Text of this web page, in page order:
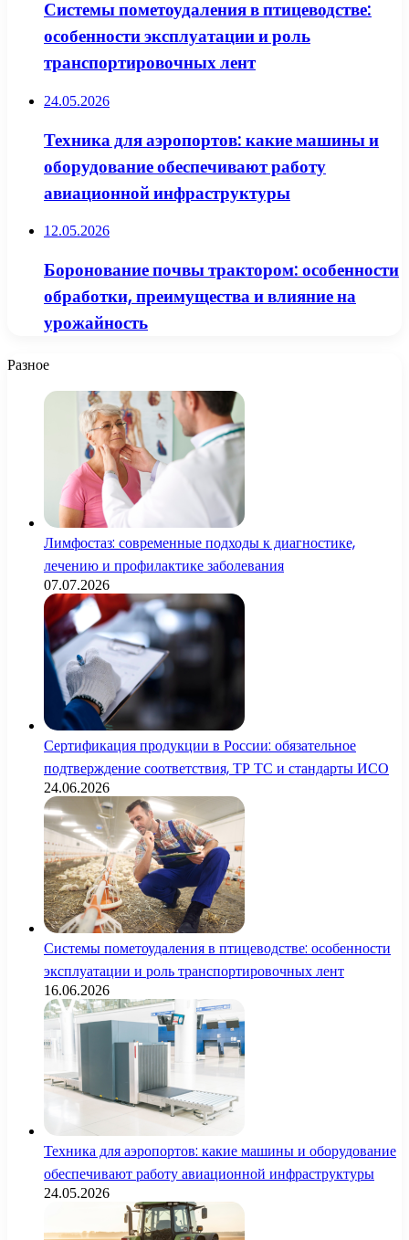
Системы пометоудаления в птицеводстве:
особенности эксплуатации и роль
транспортировочных лент
24.05.2026
Техника для аэропортов: какие машины и
оборудование обеспечивают работу
авиационной инфраструктуры
12.05.2026
Боронование почвы трактором: особенности
обработки, преимущества и влияние на
урожайность
Разное
Лимфостаз: современные подходы к диагностике,
лечению и профилактике заболевания
07.07.2026
Сертификация продукции в России: обязательное
подтверждение соответствия, ТР ТС и стандарты ИСО
24.06.2026
Системы пометоудаления в птицеводстве: особенности
эксплуатации и роль транспортировочных лент
16.06.2026
Техника для аэропортов: какие машины и оборудование
обеспечивают работу авиационной инфраструктуры
24.05.2026